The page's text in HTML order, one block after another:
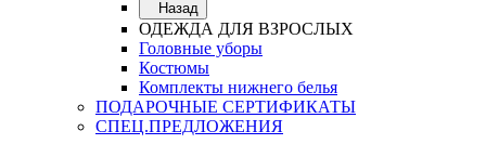
Назад
ОДЕЖДА ДЛЯ ВЗРОСЛЫХ
Головные уборы
Костюмы
Комплекты нижнего белья
ПОДАРОЧНЫЕ СЕРТИФИКАТЫ
СПЕЦ.ПРЕДЛОЖЕНИЯ